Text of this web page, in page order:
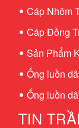
Cáp Nhôm
Cáp Đồng
Sản Phẩm
Ống luồn
Ống luồn
TIN